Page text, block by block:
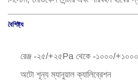
বৈশিষ্ট্য
রেঞ্জ -২৫/+২৫Pa থেকে -১০০০/
অটো শূন্য ম্যানুয়াল ক্যালিব্রেশন